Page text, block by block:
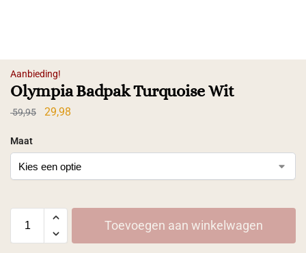
Aanbieding!
Olympia Badpak Turquoise Wit
59,95 29,98
Maat
Toevoegen aan winkelwagen